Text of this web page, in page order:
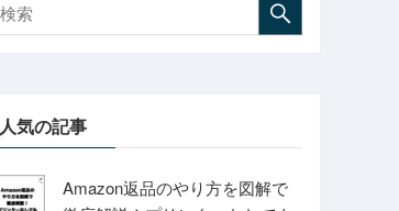
人気の記事
Amazon返品のやり方を図解で